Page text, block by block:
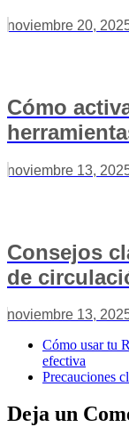
noviembre 20,
Cómo
noviembre 13,
Consejos
de
noviembre 13,
Cómo usar tu
efectiva
Precauciones
Deja un